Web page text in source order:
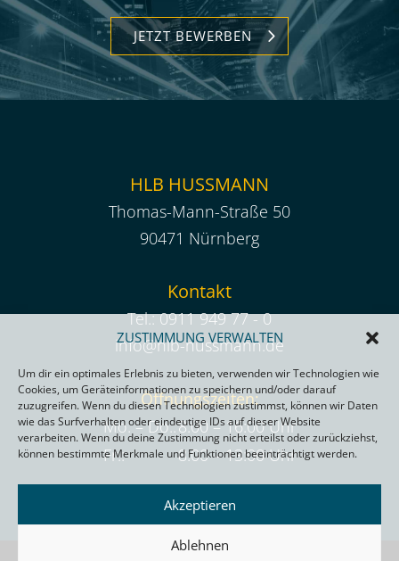
ZUSTIMMUNG VERWALTEN
Um dir ein optimales Erlebnis zu bieten, verwenden wir Technologien wie
Cookies, um Geräteinformationen zu speichern und/oder darauf
zuzugreifen. Wenn du diesen Technologien zustimmst, können wir Daten
wie das Surfverhalten oder eindeutige IDs auf dieser Website
verarbeiten. Wenn du deine Zustimmung nicht erteilst oder zurückziehst,
können bestimmte Merkmale und Funktionen beeinträchtigt werden.
Akzeptieren
Ablehnen
JETZT BEWERBEN
HLB HUSSMANN
Thomas-Mann-Straße 50
90471 Nürnberg
Kontakt
Tel.:0911 949 77 - 0
info@hlb-hussmann.de
Öffnungszeiten:
Mo. – Do.:8:00 – 16:00 Uhr
Fr.:
8:00 – 13:00 Uhr